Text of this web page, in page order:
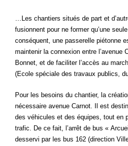
…Les chantiers situés de part et
fusionnent pour ne former qu’une
conséquent, une passerelle piétonne
maintenir la connexion entre l’avenue
Bonnet, et de faciliter l’accès au
(Ecole spéciale des travaux publics,
Pour les besoins du chantier, la
nécessaire avenue Carnot. Il est
des véhicules et des équipes, tout en
trafic. De ce fait, l’arrêt de bus «
desservi par les bus 162 (direction